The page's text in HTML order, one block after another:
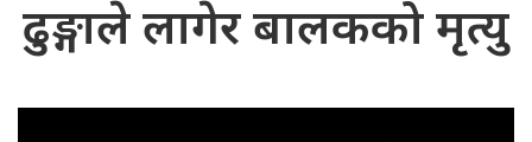
ढुङ्गाले लागेर बालकको मृत्यु